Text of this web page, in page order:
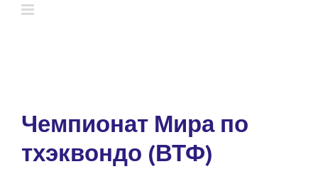
Чемпионат Мира по
тхэквондо (ВТФ)